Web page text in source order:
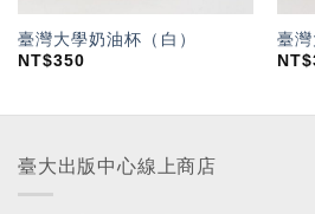
臺灣大學奶油杯（白）
NT$350
臺灣
NT$
臺大出版中心線上商店